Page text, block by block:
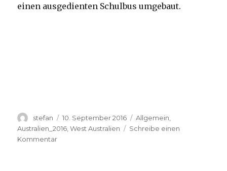
einen ausgedienten Schulbus umgebaut.
Autor
stefan
Veröffentlicht
am
10. September 2016 Kategorien
Allgemein
Australien_2016 ,West Australien
Schreibe einen
Kommentarzu